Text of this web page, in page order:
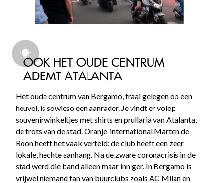
OOK HET OUDE CENTRUM
ADEMT ATALANTA
Het oude centrum van Bergamo, fraai gelegen op een
heuvel, is sowieso een aanrader. Je vindt er volop
souvenirwinkeltjes met shirts en prullaria van Atalanta,
de trots van de stad. Oranje-international Marten de
Roon heeft het vaak verteld: de club heeft een zeer
lokale, hechte aanhang. Na de zware coronacrisis in de
stad werd die band alleen maar inniger. In Bergamo is
vrijwel niemand fan van buurclubs zoals AC Milan en